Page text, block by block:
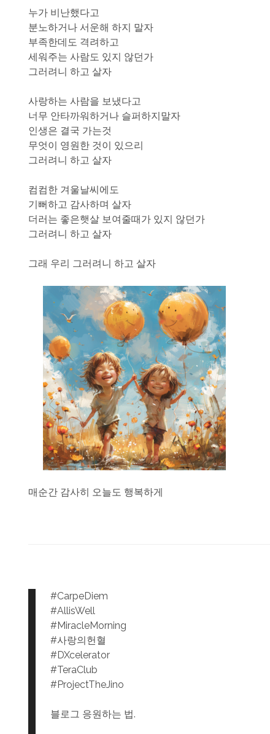
누가 비난했다고
분노하거나 서운해 하지 말자
부족한데도 격려하고
세워주는 사람도 있지 않던가
그러려니 하고 살자
사랑하는 사람을 보냈다고
너무 안타까워하거나 슬퍼하지말자
인생은 결국 가는것
무엇이 영원한 것이 있으리
그러려니 하고 살자
컴컴한 겨울날씨에도
기뻐하고 감사하며 살자
더러는 좋은햇살 보여줄때가 있지 않던가
그러려니 하고 살자
그래 우리 그러려니 하고 살자
매순간 감사히 오늘도 행복하게
#CarpeDiem
#AllisWell
#MiracleMorning
#사랑의헌혈
#DXcelerator
#TeraClub
#ProjectTheJino
블로그 응원하는 법.